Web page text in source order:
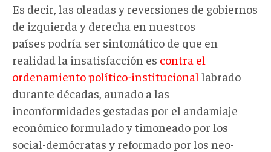
Es decir, las oleadas y reversiones de gobiernos
de izquierda y derecha en nuestros
países podría ser sintomático de que en
realidad la insatisfacción es contra el
ordenamiento político-institucional labrado
durante décadas, aunado a las
inconformidades gestadas por el andamiaje
económico formulado y timoneado por los
social-demócratas y reformado por los neo-